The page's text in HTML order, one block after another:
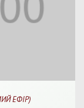
ЕФІР)